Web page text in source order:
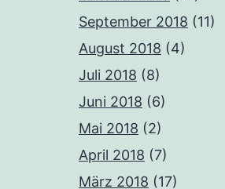
September 2018 (11)
August 2018 (4)
Juli 2018 (8)
Juni 2018 (6)
Mai 2018 (2)
April 2018 (7)
März 2018 (17)